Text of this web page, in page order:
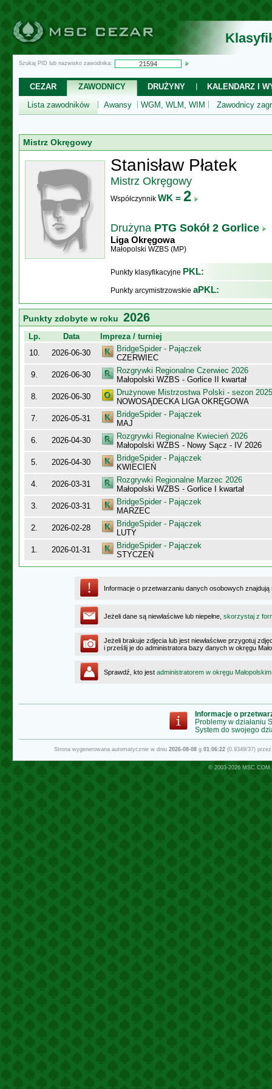
Szukaj PID lub nazwisko zawodnika:
CEZAR ZAWODNICY DRUŻYNY
KALENDARZ I
Lista zawodników
Awansy WGM, WLM, WIM Zawodnicy
Mistrz Okręgowy
Stanisław Płatek
Mistrz Okręgowy
Współczynnik WK = 2
Drużyna PTG Sokół 2 Gorlice
Liga Okręgowa
Małopolski WZBS (MP)
Punkty klasyfikacyjne PKL:
Punkty arcymistrzowskie aPKL:
Punkty zdobyte w roku 2026
Lp. Data
Impreza / turniej
10.
2026-06-30
BridgeSpider - Pajączek
CZERWIEC
9.
2026-06-30
Rozgrywki Regionalne Czerwiec 2026
Małopolski WZBS - Gorlice II kwartał
8.
2026-06-30
Drużynowe Mistrzostwa Polski - sezon
NOWOSĄDECKA LIGA OKRĘGOWA
7.
2026-05-31
BridgeSpider - Pajączek
MAJ
6.
2026-04-30
Rozgrywki Regionalne Kwiecień 2026
Małopolski WZBS - Nowy Sącz - IV 2026
5.
2026-04-30
BridgeSpider - Pajączek
KWIECIEŃ
4.
2026-03-31
Rozgrywki Regionalne Marzec 2026
Małopolski WZBS - Gorlice I kwartał
3.
2026-03-31
BridgeSpider - Pajączek
MARZEC
2.
2026-02-28
BridgeSpider - Pajączek
LUTY
1.
2026-01-31
BridgeSpider - Pajączek
STYCZEŃ
Informacje o przetwarzaniu danych osobowych
Jeżeli dane są niewłaściwe lub niepełne, skorzystaj z
Jeżeli brakuje zdjęcia lub jest niewłaściwe przygotuj
i prześlij je do administratora bazy danych w okręgu
Sprawdź, kto jest administratorem w okręgu Małopolskim
Informacje o
Problemy w działaniu
System do swojego
Strona wygenerowana automatycznie w dniu 2026-08-08g.01:06:22(0.9349/37)
© 2003-2026